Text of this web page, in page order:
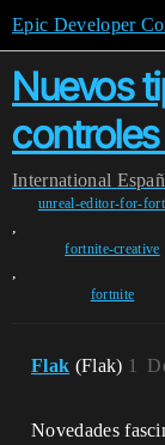
Epic Developer
Nuevos
International
unreal-editor-for-
,
fortnite-creative
,
fortnite
Flak (Flak) 1
Novedades